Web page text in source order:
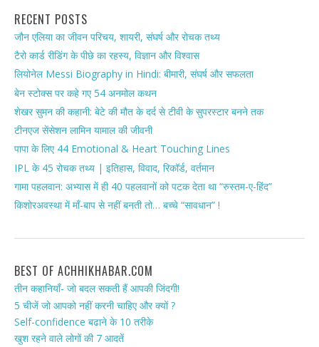
RECENT POSTS
जौन एलिया का जीवन परिचय, शायरी, संघर्ष और रोचक तथ्य
टैरो कार्ड रीडिंग के पीछे का रहस्य, विज्ञान और विश्वास
लियोनेल Messi Biography in Hindi: बीमारी, संघर्ष और सफलता
बेन स्टोक्स पर कहे गए 54 अनमोल कथन
शेखर सुमन की कहानी: बेटे की मौत के दर्द से टीवी के सुपरस्टार बनने तक
टीनएज सेंसेशन लामिन यामाल की जीवनी
पापा के लिए 44 Emotional & Heart Touching Lines
IPL के 45 रोचक तथ्य | इतिहास, विवाद, रिकॉर्ड, वर्तमान
गामा पहलवान: अभ्यास में ही 40 पहलवानों को पटक देता था “रुस्तम-ए-हिंद”
किशोरअवस्था में माँ-बाप से नहीं बनती तो… बच्चे “सावधान” !
BEST OF ACHHIKHABAR.COM
तीन कहानियाँ- जो बदल सकती हैं आपकी जिंदगी!
5 चीजें जो आपको नहीं करनी चाहिए और क्यों ?
Self-confidence बढाने के 10 तरीके
खुश रहने वाले लोगों की 7 आदतें